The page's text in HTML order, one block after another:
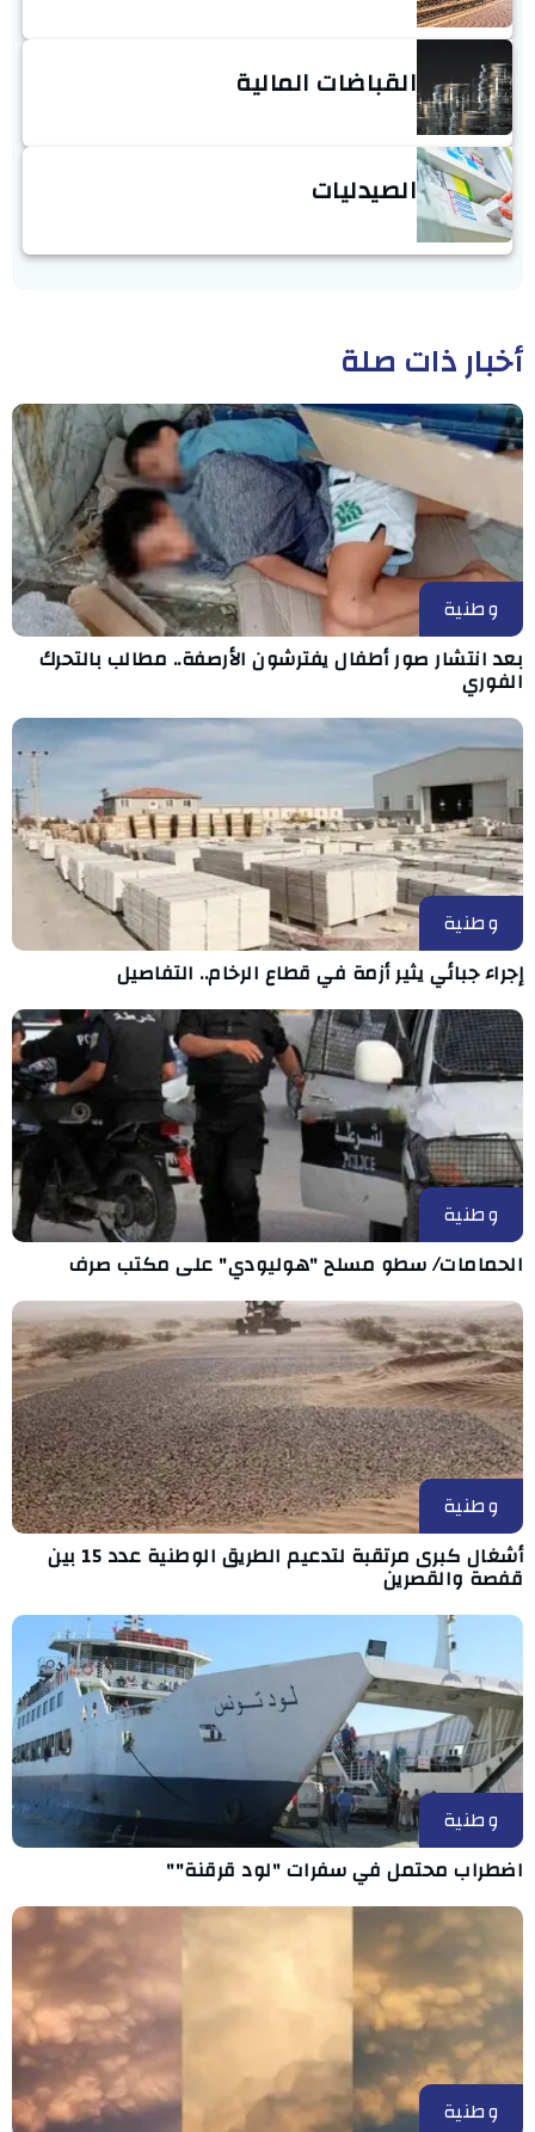
القباضات المالية
الصيدليات
أخبار ذات صلة
وطنية
بعد انتشار صور أطفال يفترشون الأرصفة.. مطالب بالتحرك
الفوري
وطنية
إجراء جبائي يثير أزمة في قطاع الرخام.. التفاصيل
وطنية
الحمامات/ سطو مسلح "هوليودي" على مكتب صرف
وطنية
أشغال كبرى مرتقبة لتدعيم الطريق الوطنية عدد 15 بين
قفصة والقصرين
وطنية
اضطراب محتمل في سفرات "لود قرقنة""
وطنية